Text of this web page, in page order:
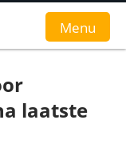
Menu
laatste